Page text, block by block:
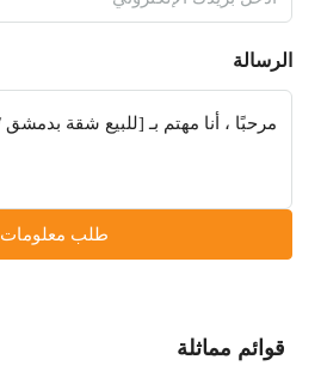
الرسالة
طلب معلومات
قوائم مماثلة